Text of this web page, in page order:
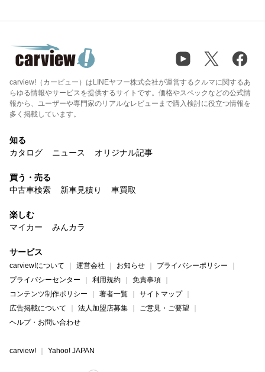
carview!（カービュー）はLINEヤフー株式会社が運営するクルマに関するあ
らゆる情報やサービスを提供するサイトです。価格やスペックなどの公式情
報から、ユーザーや専門家のリアルなレビューまで購入検討に役立つ情報を
多く掲載しています。
知る
カタログ
ニュース オリジナル記事
買う・売る
中古車検索
新車見積り 車買取
楽しむ
マイカー
みんカラ
サービス
carview!について 運営会社 お知らせ
プライバシーポリシー
プライバシーセンター
利用規約
免責事項
コンテンツ制作ポリシー
著者一覧
サイトマップ
広告掲載について
法人加盟店募集
ご意見・ご要望
ヘルプ・お問い合わせ
carview! Yahoo! JAPAN